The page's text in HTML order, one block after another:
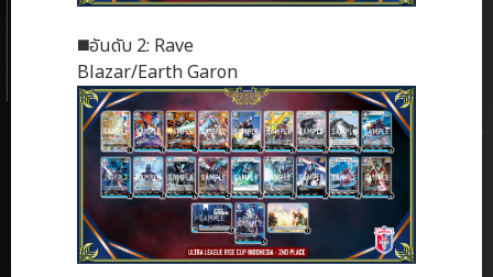
◼️อันดับ 2: Rave
Blazar/Earth Garon